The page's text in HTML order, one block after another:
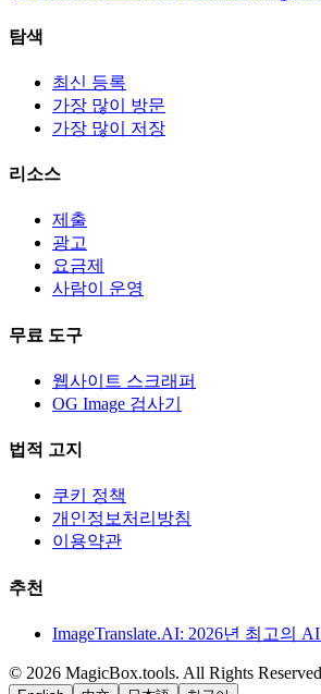
탐색
최신 등록
가장 많이 방문
가장 많이 저장
리소스
제출
광고
요금제
사람이 운영
무료 도구
웹사이트 스크래퍼
OG Image 검사기
법적 고지
쿠키 정책
개인정보처리방침
이용약관
추천
ImageTranslate.AI: 2026년 최고의
© 2026 MagicBox.tools. All Rights Reserved